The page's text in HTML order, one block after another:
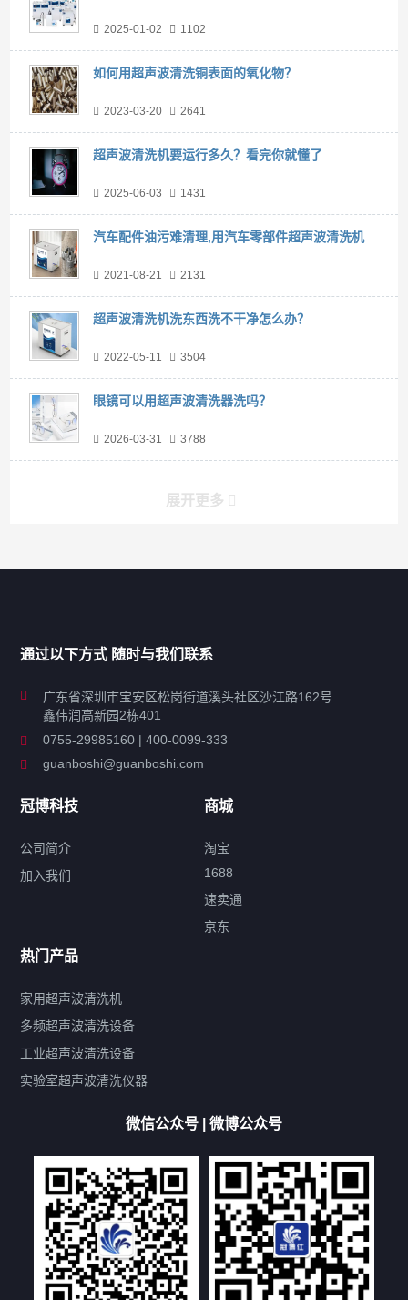
2025-01-02 1102
如何用超声波清洗铜表面的氧化物？
2023-03-20 2641
超声波清洗机要运行多久？看完你就懂了
2025-06-03 1431
汽车配件油污难清理,用汽车零部件超声波清洗机
2021-08-21 2131
超声波清洗机洗东西洗不干净怎么办？
2022-05-11 3504
眼镜可以用超声波清洗器洗吗？
2026-03-31 3788
展开更多
工业超声波清洗设备
特种超声波洗净产品
超声波配件
产品标签
鼓泡 升降 抛动
带加热
功率可调
双波脱气
机械旋钮系列
厨具清洗机
超声波振板
高尔夫球杆清洗机
大型单槽带过滤系列
全自动/半自动系列
客户定制非标机参考
双槽三槽四槽五槽多槽系列
轮胎清洗机
多频 扫频
文章标签
超声波清洗机定制 超声波清洗机除油污
通过以下方式 随时与我们联系
广东省深圳市宝安区松岗街道溪头社区沙江路162号
鑫伟润高新园2栋401
0755-29985160 | 400-0099-333
guanboshi@guanboshi.com
冠博科技
公司简介
加入我们
商城
淘宝
1688
速卖通
京东
热门产品
家用超声波清洗机
多频超声波清洗设备
工业超声波清洗设备
实验室超声波清洗仪器
微信公众号 | 微博公众号